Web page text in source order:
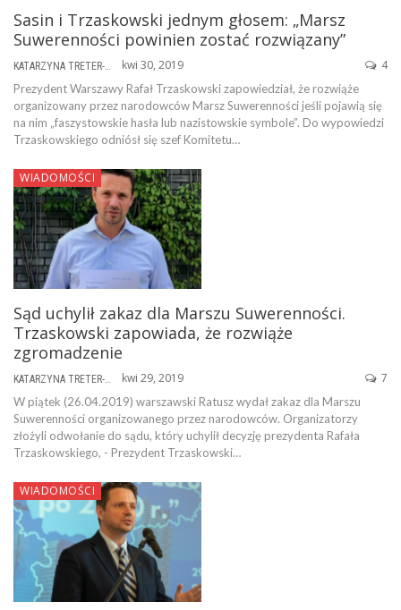
Sasin i Trzaskowski jednym głosem: „Marsz
Suwerenności powinien zostać rozwiązany”
KATARZYNA TRETER-SIERPIŃSKA kwi 30, 2019 4
Prezydent Warszawy Rafał Trzaskowski zapowiedział, że rozwiąże
organizowany przez narodowców Marsz Suwerenności jeśli pojawią się
na nim „faszystowskie hasła lub nazistowskie symbole”. Do wypowiedzi
Trzaskowskiego odniósł się szef Komitetu…
WIADOMOŚCI
Sąd uchylił zakaz dla Marszu Suwerenności.
Trzaskowski zapowiada, że rozwiąże
zgromadzenie
KATARZYNA TRETER-SIERPIŃSKA kwi 29, 2019 7
W piątek (26.04.2019) warszawski Ratusz wydał zakaz dla Marszu
Suwerenności organizowanego przez narodowców. Organizatorzy
złożyli odwołanie do sądu, który uchylił decyzję prezydenta Rafała
Trzaskowskiego, - Prezydent Trzaskowski…
WIADOMOŚCI